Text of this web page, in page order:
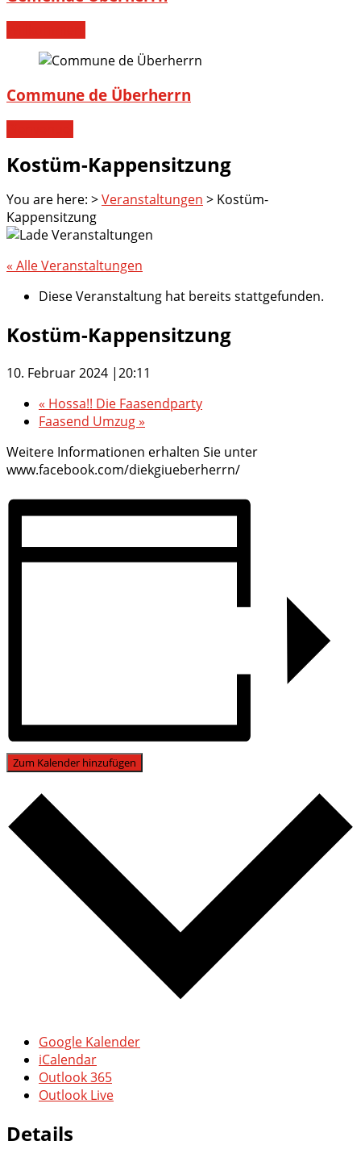
Commune de Überherrn
Kostüm-Kappensitzung
You are here: >Veranstaltungen > Kostüm-
Kappensitzung
« Alle Veranstaltungen
Diese Veranstaltung hat bereits stattgefunden.
Kostüm-Kappensitzung
10. Februar 2024 |20:11
« Hossa!! Die Faasendparty
Faasend Umzug»
Weitere Informationen erhalten Sie unter
www.facebook.com/diekgiueberherrn/
Zum Kalender hinzufügen
Google Kalender
iCalendar
Outlook 365
Outlook Live
Details